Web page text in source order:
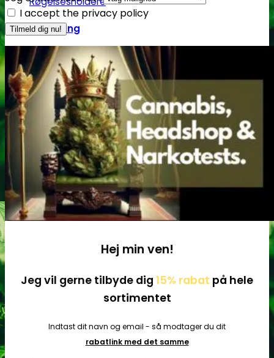
Rengøring
Lugt- og duftfjernere
Glasrens
Børster
Tilbehør
I accept the privacy policy
Hej min ven!
Jeg vil gerne tilbyde dig 15% rabat på hele
sortimentet
Indtast dit navn og email - så modtager du dit
rabatlink med det samme